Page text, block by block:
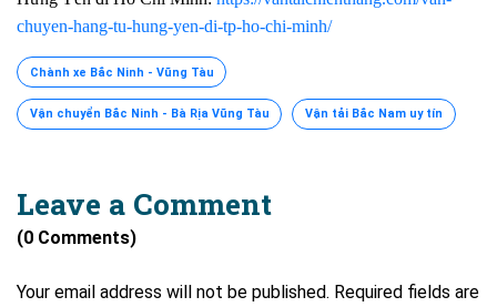
chuyen-hang-tu-hung-yen-di-tp-ho-chi-minh/
Chành xe Bắc Ninh - Vũng Tàu
Vận chuyển Bắc Ninh - Bà Rịa Vũng Tàu Vận tải Bắc Nam uy tín
Leave a Comment
(0 Comments)
Your email address will not be published. Required fields are